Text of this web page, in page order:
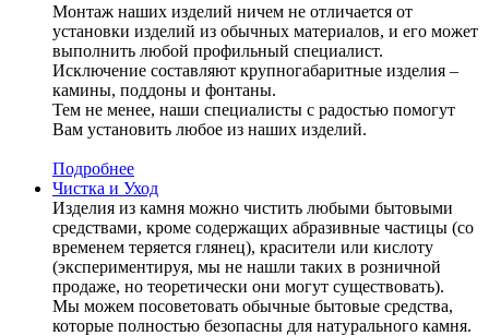
Монтаж наших изделий ничем не отличается от
установки изделий из обычных материалов, и его может
выполнить любой профильный специалист.
Исключение составляют крупногабаритные изделия –
камины, поддоны и фонтаны.
Тем не менее, наши специалисты с радостью помогут
Вам установить любое из наших изделий.
Подробнее
Чистка и Уход
Изделия из камня можно чистить любыми бытовыми
средствами, кроме содержащих абразивные частицы (со
временем теряется глянец), красители или кислоту
(экспериментируя, мы не нашли таких в розничной
продаже, но теоретически они могут существовать).
Мы можем посоветовать обычные бытовые средства,
которые полностью безопасны для натурального камня.